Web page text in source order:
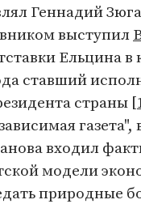
Геннадий
выступил
Ельцина в
ставший
страны [
газета",
входил
модели
природные